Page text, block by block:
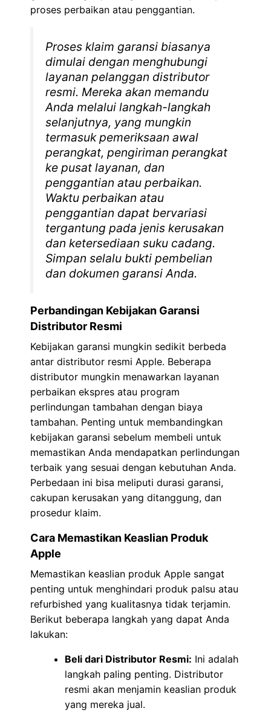
proses perbaikan atau penggantian.
Proses klaim garansi biasanya
dimulai dengan menghubungi
layanan pelanggan distributor
resmi. Mereka akan memandu
Anda melalui langkah-langkah
selanjutnya, yang mungkin
termasuk pemeriksaan awal
perangkat, pengiriman perangkat
ke pusat layanan, dan
penggantian atau perbaikan.
Waktu perbaikan atau
penggantian dapat bervariasi
tergantung pada jenis kerusakan
dan ketersediaan suku cadang.
Simpan selalu bukti pembelian
dan dokumen garansi Anda.
Perbandingan Kebijakan Garansi
Distributor Resmi
Kebijakan garansi mungkin sedikit berbeda
antar distributor resmi Apple. Beberapa
distributor mungkin menawarkan layanan
perbaikan ekspres atau program
perlindungan tambahan dengan biaya
tambahan. Penting untuk membandingkan
kebijakan garansi sebelum membeli untuk
memastikan Anda mendapatkan perlindungan
terbaik yang sesuai dengan kebutuhan Anda.
Perbedaan ini bisa meliputi durasi garansi,
cakupan kerusakan yang ditanggung, dan
prosedur klaim.
Cara Memastikan Keaslian Produk
Apple
Memastikan keaslian produk Apple sangat
penting untuk menghindari produk palsu atau
refurbished yang kualitasnya tidak terjamin.
Berikut beberapa langkah yang dapat Anda
lakukan:
Beli dari Distributor Resmi: Ini adalah
langkah paling penting. Distributor
resmi akan menjamin keaslian produk
yang mereka jual.